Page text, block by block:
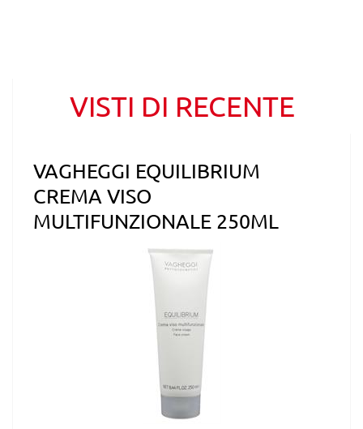
VISTI DI RECENTE
VAGHEGGI EQUILIBRIUM
CREMA VISO
MULTIFUNZIONALE 250ML